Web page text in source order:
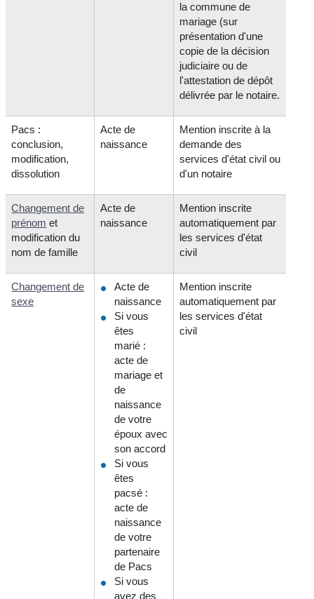
la commune de
mariage (sur
présentation d'une
copie de la décision
judiciaire ou de
l'attestation de dépôt
délivrée par le notaire.
Pacs :
conclusion,
modification,
dissolution
Acte de
naissance
Mention inscrite à la
demande des
services d'état civil ou
d'un notaire
Changement de
prénom et
modification du
nom de famille
Acte de
naissance
Mention inscrite
automatiquement par
les services d'état
civil
Changement de
sexe
Acte de
naissance
Si vous
êtes
marié :
acte de
mariage et
de
naissance
de votre
époux avec
son accord
Si vous
êtes
pacsé :
acte de
naissance
de votre
partenaire
de Pacs
Si vous
avez des
Mention inscrite
automatiquement par
les services d'état
civil